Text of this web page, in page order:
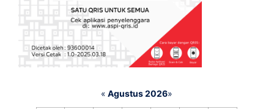
« Agustus 2026»